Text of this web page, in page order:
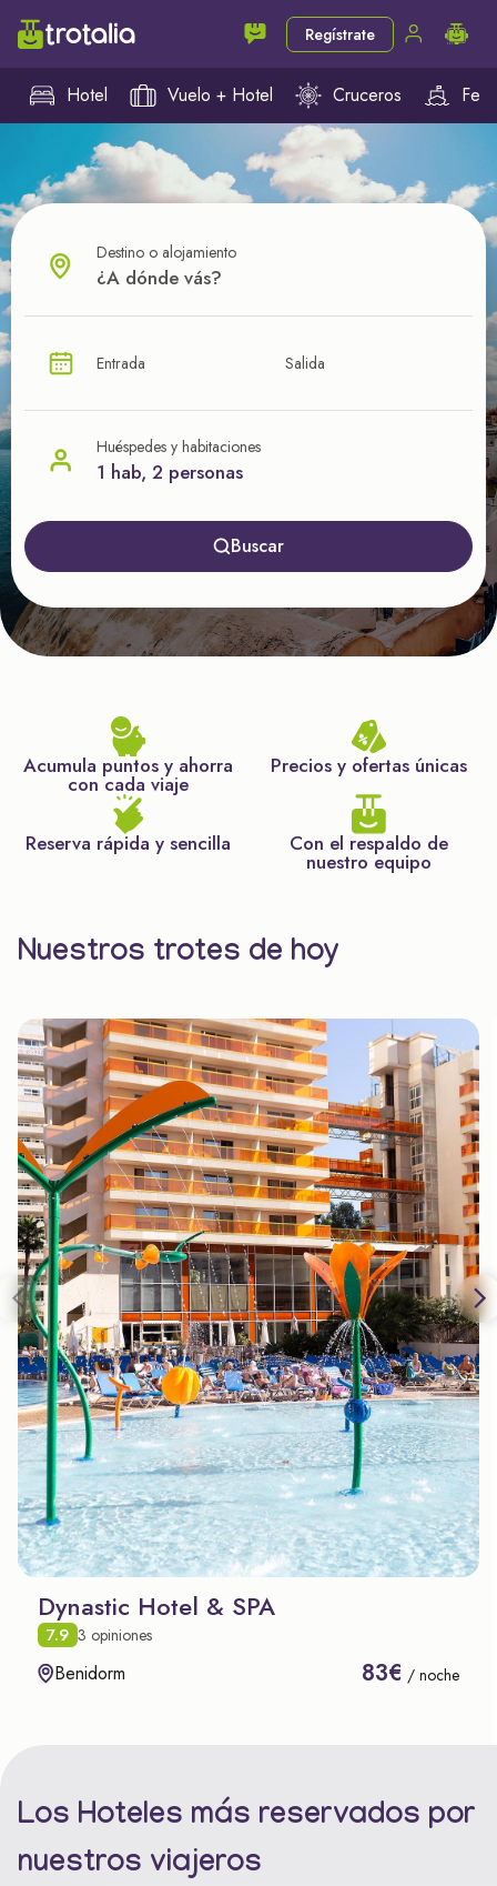
Regístrate
Hotel Vuelo + Hotel Cruceros
¿CUÁL VA A SER TU PRÓXIMO TROTE?
nuestras ofertas
Destino o alojamiento
Entrada Salida
Huéspedes y habitaciones
1 hab, 2 personas
Buscar
Acumula puntos y ahorra
con cada viaje
Precios y ofertas únicas
Reserva rápida y sencilla Con el respaldo de
nuestro equipo
Nuestros trotes de hoy
Dynastic Hotel & SPA
7.9 3 opiniones
Benidorm 83€ / noche
Los Hoteles más reservados por
nuestros viajeros